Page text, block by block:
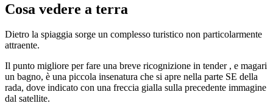
Cosa vedere a terra
Dietro la spiaggia sorge un complesso turistico non particolarmente
attraente.
Il punto migliore per fare una breve ricognizione in tender , e magari
un bagno, è una piccola insenatura che si apre nella parte SE della
rada, dove indicato con una freccia gialla sulla precedente immagine
dal satellite.